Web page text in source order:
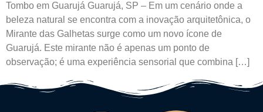
Tombo em Guarujá Guarujá, SP – Em um cenário onde a
beleza natural se encontra com a inovação arquitetônica, o
Mirante das Galhetas surge como um novo ícone de
Guarujá. Este mirante não é apenas um ponto de
observação; é uma experiência sensorial que combina […]